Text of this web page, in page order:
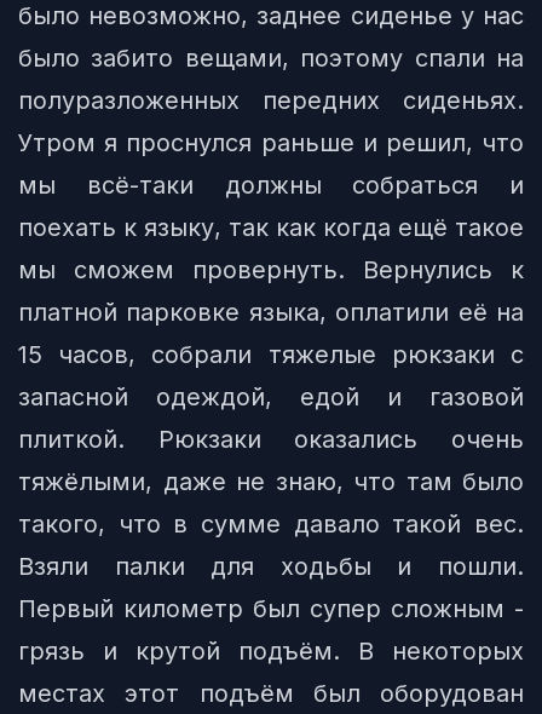
было невозможно, заднее сиденье у нас
было забито вещами, поэтому спали на
полуразложенных передних сиденьях.
Утром я проснулся раньше и решил, что
мы всё-таки должны собраться и
поехать к языку, так как когда ещё такое
мы сможем провернуть. Вернулись к
платной парковке языка, оплатили её на
15 часов, собрали тяжелые рюкзаки с
запасной одеждой, едой и газовой
плиткой. Рюкзаки оказались очень
тяжёлыми, даже не знаю, что там было
такого, что в сумме давало такой вес.
Взяли палки для ходьбы и пошли.
Первый километр был супер сложным -
грязь и крутой подъём. В некоторых
местах этот подъём был оборудован